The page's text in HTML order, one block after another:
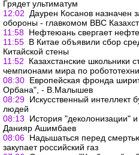
Грядет ультиматум
12:02
Даурен Косанов назначен
обороны - главкомом ВВС
11:58 Нефтеюань свергает
11:55 В Китае объявили сбор
Китайской стены
11:52
Казахстанские школьники
чемпионами мира по
08:30 Европейская фронда
Орбана", - В.Малышев
08:29 Искусственный интеллект
людей
08:13
История "деколонизации"
Данияр Ашимбаев
08:06 Надышаться перед
закупает российский газ